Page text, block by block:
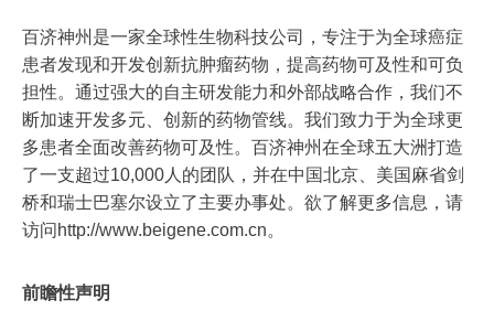
百济神州是一家全球性生物科技公司，专注于为全球癌症
患者发现和开发创新抗肿瘤药物，提高药物可及性和可负
担性。通过强大的自主研发能力和外部战略合作，我们不
断加速开发多元、创新的药物管线。我们致力于为全球更
多患者全面改善药物可及性。百济神州在全球五大洲打造
了一支超过10,000人的团队，并在中国北京、美国麻省剑
桥和瑞士巴塞尔设立了主要办事处。欲了解更多信息，请
访问http://www.beigene.com.cn。
前瞻性声明